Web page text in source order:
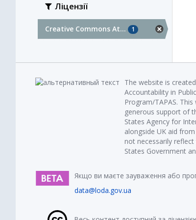
Ліцензії
Creative Commons At... 1
The website is
Accountability in
Program/TAPAS.
generous support of
States Agency for
alongside UK aid
not necessarily
States Government
Якщо ви маєте зауваження або
data@loda.gov.ua